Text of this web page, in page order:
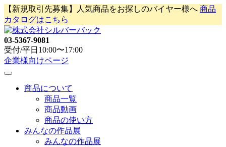
Skip
to
content
【新規取引先募集】人気商品をお探しのバイヤー様へ 商品
カタログはこちら
03-5367-9081
受付/平日10:00〜17:00
企業様向けページ
商品について
商品一覧
商品動画
商品の使い方
みんなの作品展
みんなの作品展